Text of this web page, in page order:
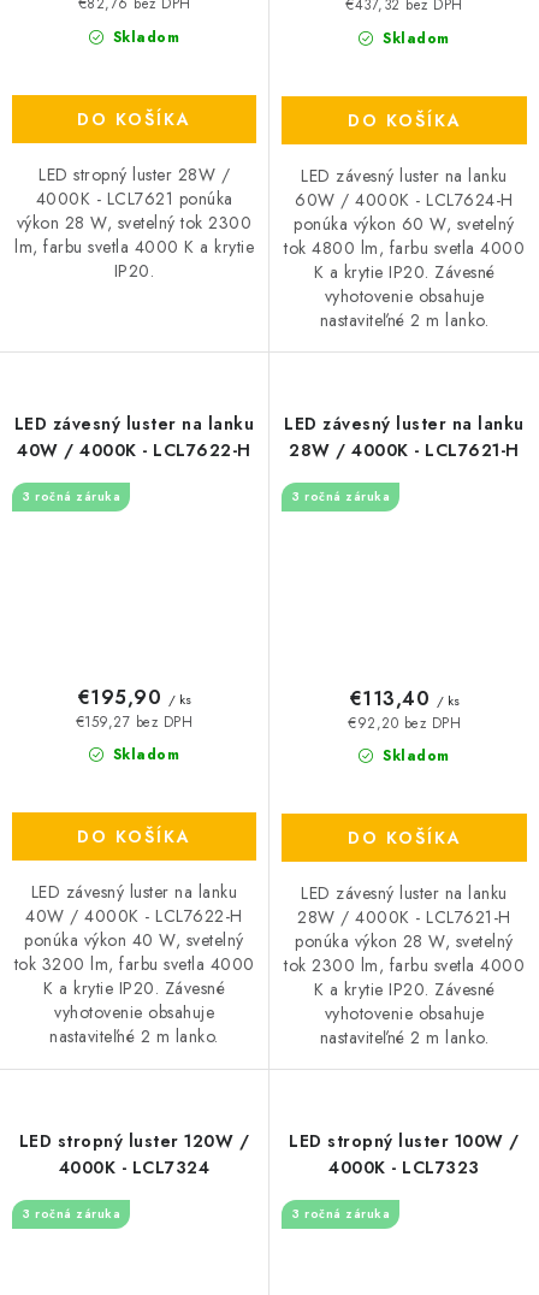
Skladom
€82,76 bez DPH
DO KOŠÍKA
LED stropný luster 28W /
4000K - LCL7621 ponúka
výkon 28 W, svetelný tok 2300
lm, farbu svetla 4000 K a krytie
IP20.
Skladom
€437,32 bez DPH
DO KOŠÍKA
LED závesný luster na lanku
60W / 4000K - LCL7624-H
ponúka výkon 60 W, svetelný
tok 4800 lm, farbu svetla 4000
K a krytie IP20. Závesné
vyhotovenie obsahuje
nastaviteľné 2 m lanko.
LED závesný luster na lanku
40W / 4000K - LCL7622-H
3 ročná záruka
Skladom
€159,27 bez DPH
€195,90 / ks
DO KOŠÍKA
LED závesný luster na lanku
40W / 4000K - LCL7622-H
ponúka výkon 40 W, svetelný
tok 3200 lm, farbu svetla 4000
K a krytie IP20. Závesné
vyhotovenie obsahuje
nastaviteľné 2 m lanko.
LED závesný luster na lanku
28W / 4000K - LCL7621-H
3 ročná záruka
Skladom
€92,20 bez DPH
€113,40 / ks
DO KOŠÍKA
LED závesný luster na lanku
28W / 4000K - LCL7621-H
ponúka výkon 28 W, svetelný
tok 2300 lm, farbu svetla 4000
K a krytie IP20. Závesné
vyhotovenie obsahuje
nastaviteľné 2 m lanko.
LED stropný luster 120W /
4000K - LCL7324
3 ročná záruka
LED stropný luster 100W /
4000K - LCL7323
3 ročná záruka